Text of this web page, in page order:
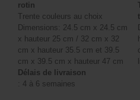
rotin
Trente couleurs au choix
Dimensions: 24.5 cm x 24.5 cm
x hauteur 25 cm / 32 cm x 32
cm x hauteur 35.5 cm et 39.5
cm x 39.5 cm x hauteur 47 cm
Délais de livraison
: 4 à 6 semaines